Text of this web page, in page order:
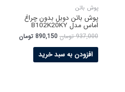
پوش باتن
پوش باتن دوبل بدون چراغ
اماس مدل B102K20KY
937,000 تومان 890,150 تومان
افزودن به سبد خرید